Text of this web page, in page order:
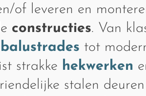
of leveren en
constructies. Van
balustrades tot
strakke hekwerken
stalen